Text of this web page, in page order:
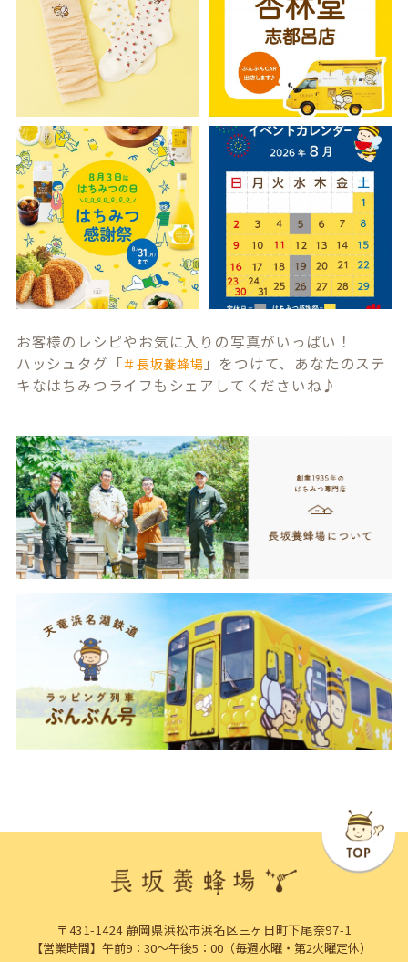
お客様のレシピやお気に入りの写真がいっぱい！
ハッシュタグ「＃長坂養蜂場 」をつけて、あなたのステ
キなはちみつライフもシェアしてくださいね♪
〒431-1424 静岡県浜松市浜名区三ヶ日町下尾奈97-1
【営業時間】午前9：30～午後5：00（毎週水曜・第2火曜定休）